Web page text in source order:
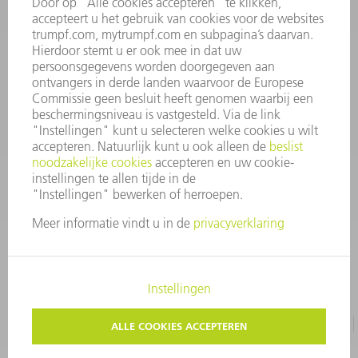
Veel gestelde vragen
Algemene voorwaarden
CONTACT
+31 88 4002 400
Ma. - vr. 8.00 - 17.00 uur
onderdelen.tnl@de.trumpf.com
GEGEVENSBESCHERMING
COPYRIGHT EN LOGO
GEBRUIKSVOORWAARDEN